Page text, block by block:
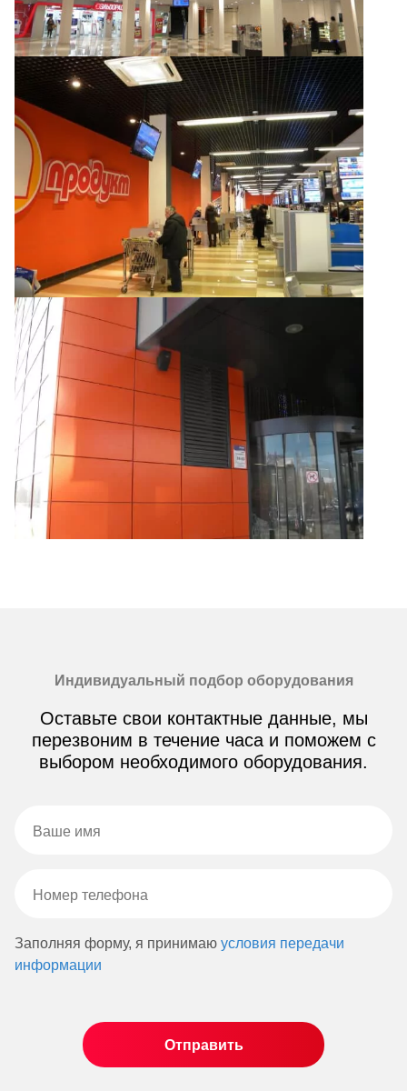
Индивидуальный подбор оборудования
Оставьте свои контактные данные, мы
перезвоним в течение часа и поможем с
выбором необходимого оборудования.
Заполняя форму, я принимаю условия передачи
информации